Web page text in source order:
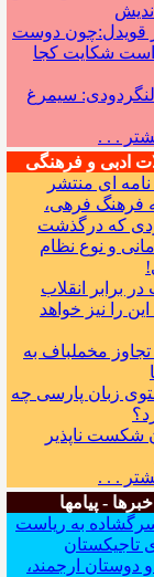
قویدل:چون دوست
شکایت کجا
سیمرغ
. . .
ادبی و فرهنگی
ای منتشر
فرهنگ فرهی،
که درگذشت
مانی و نوع نظام
در برابر انقلاب
این را نیز خواهد
تجاوز مخملباف به
زبان پارسی چه
شکست ناپذیر
. . .
خبرها - پیامها
به ریاست
تاجیکستان
و دوستان ارجمند،